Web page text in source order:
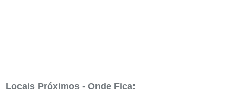
Locais Próximos - Onde Fica: